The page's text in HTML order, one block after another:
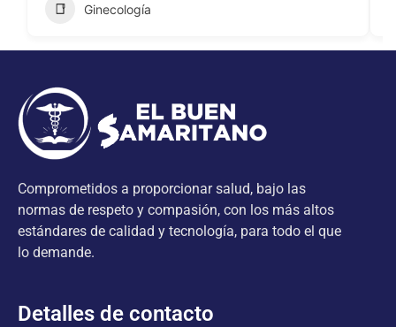
Ginecología
Comprometidos a proporcionar salud, bajo las
normas de respeto y compasión, con los más altos
estándares de calidad y tecnología, para todo el que
lo demande.
Detalles de contacto